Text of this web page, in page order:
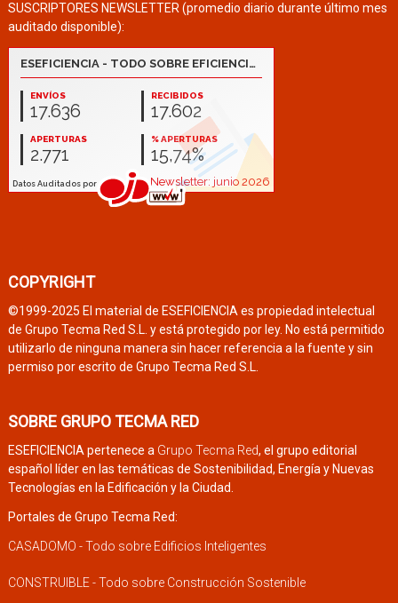
SUSCRIPTORES NEWSLETTER (promedio diario durante último mes
auditado disponible):
COPYRIGHT
©1999-2025 El material de ESEFICIENCIA es propiedad intelectual
de Grupo Tecma Red S.L. y está protegido por ley. No está permitido
utilizarlo de ninguna manera sin hacer referencia a la fuente y sin
permiso por escrito de Grupo Tecma Red S.L.
SOBRE GRUPO TECMA RED
ESEFICIENCIA pertenece a Grupo Tecma Red, el grupo editorial
español líder en las temáticas de Sostenibilidad, Energía y Nuevas
Tecnologías en la Edificación y la Ciudad.
Portales de Grupo Tecma Red:
CASADOMO - Todo sobre Edificios Inteligentes
CONSTRUIBLE - Todo sobre Construcción Sostenible